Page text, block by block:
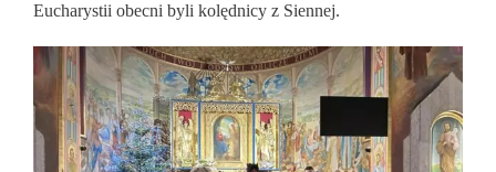
Eucharystii obecni byli kolędnicy z Siennej.